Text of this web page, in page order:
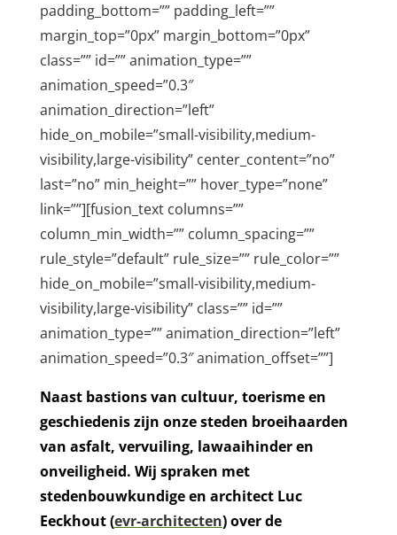
padding_bottom=”” padding_left=””
margin_top=”0px” margin_bottom=”0px”
class=”” id=”” animation_type=””
animation_speed=”0.3″
animation_direction=”left”
hide_on_mobile=”small-visibility,medium-
visibility,large-visibility” center_content=”no”
last=”no” min_height=”” hover_type=”none”
link=””][fusion_text columns=””
column_min_width=”” column_spacing=””
rule_style=”default” rule_size=”” rule_color=””
hide_on_mobile=”small-visibility,medium-
visibility,large-visibility” class=”” id=””
animation_type=”” animation_direction=”left”
animation_speed=”0.3″ animation_offset=””]
Naast bastions van cultuur, toerisme en
geschiedenis zijn onze steden broeihaarden
van asfalt, vervuiling, lawaaihinder en
onveiligheid. Wij spraken met
stedenbouwkundige en architect Luc
Eeckhout (evr-architecten) over de